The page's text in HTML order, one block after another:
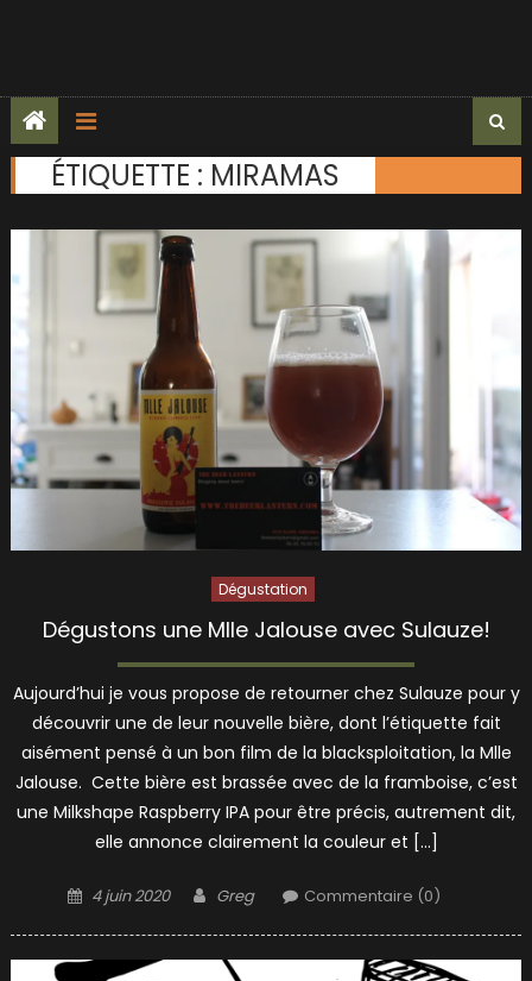
ÉTIQUETTE : MIRAMAS
Dégustation
Dégustons une Mlle Jalouse avec Sulauze!
Aujourd’hui je vous propose de retourner chez Sulauze pour y
découvrir une de leur nouvelle bière, dont l’étiquette fait
aisément pensé à un bon film de la blacksploitation, la Mlle
Jalouse. Cette bière est brassée avec de la framboise, c’est
une Milkshape Raspberry IPA pour être précis, autrement dit,
elle annonce clairement la couleur et […]
Posted
4 juin 2020 Author
Greg Commentaire (0)